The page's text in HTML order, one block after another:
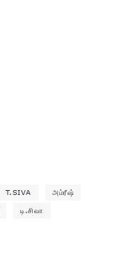
T.SIVA அம்ரீஷ்
டி.சிவா